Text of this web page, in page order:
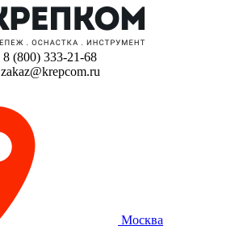
8 (800) 333-21-68
zakaz@krepcom.ru
Москва